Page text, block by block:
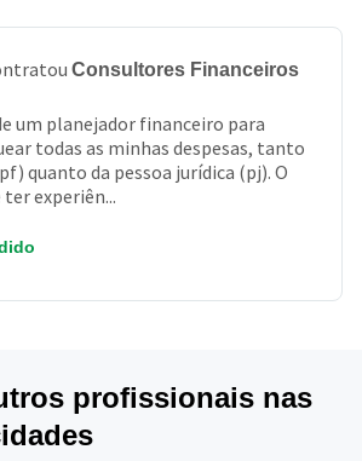
Consultores Financeiros
um planejador financeiro para
todas as minhas despesas, tanto
quanto da pessoa jurídica (pj). O
experiên...
profissionais nas